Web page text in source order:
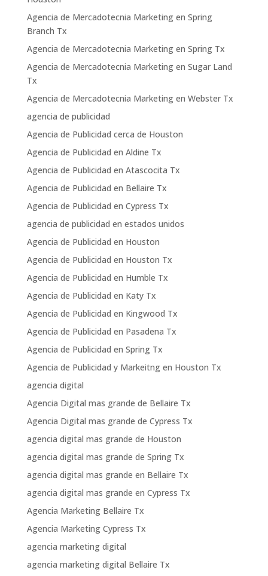
Agencia de Mercadotecnia Marketing en Spring
Branch Tx
Agencia de Mercadotecnia Marketing en Spring Tx
Agencia de Mercadotecnia Marketing en Sugar Land
Tx
Agencia de Mercadotecnia Marketing en Webster Tx
agencia de publicidad
Agencia de Publicidad cerca de Houston
Agencia de Publicidad en Aldine Tx
Agencia de Publicidad en Atascocita Tx
Agencia de Publicidad en Bellaire Tx
Agencia de Publicidad en Cypress Tx
agencia de publicidad en estados unidos
Agencia de Publicidad en Houston
Agencia de Publicidad en Houston Tx
Agencia de Publicidad en Humble Tx
Agencia de Publicidad en Katy Tx
Agencia de Publicidad en Kingwood Tx
Agencia de Publicidad en Pasadena Tx
Agencia de Publicidad en Spring Tx
Agencia de Publicidad y Markeitng en Houston Tx
agencia digital
Agencia Digital mas grande de Bellaire Tx
Agencia Digital mas grande de Cypress Tx
agencia digital mas grande de Houston
agencia digital mas grande de Spring Tx
agencia digital mas grande en Bellaire Tx
agencia digital mas grande en Cypress Tx
Agencia Marketing Bellaire Tx
Agencia Marketing Cypress Tx
agencia marketing digital
agencia marketing digital Bellaire Tx